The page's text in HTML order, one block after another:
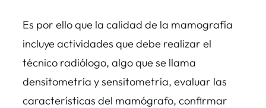
Es por ello que la calidad de la mamografía
incluye actividades que debe realizar el
técnico radiólogo, algo que se llama
densitometría y sensitometría, evaluar las
características del mamógrafo, confirmar